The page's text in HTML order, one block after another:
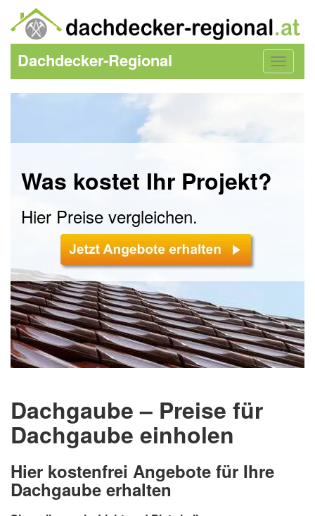
Toggle
Dachdecker-Regional
Was kostet Ihr Projekt?
Hier Preise vergleichen.
Dachgaube – Preise für
Dachgaube einholen
Hier kostenfrei Angebote für Ihre
Dachgaube erhalten